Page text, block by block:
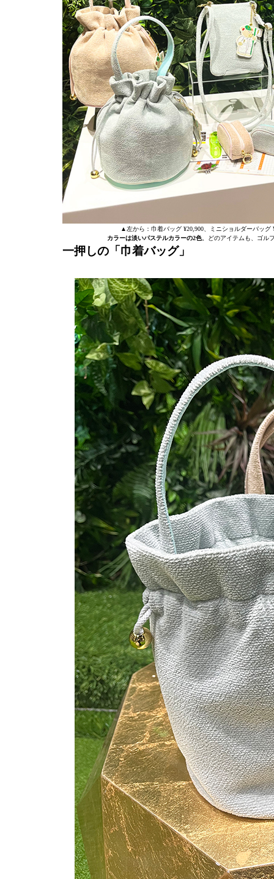
▲左から：巾着バッグ ¥20,900、ミニショルダーバッグ
カラーは淡いパステルカラーの2色。どのアイテムも、ゴル
一押しの「巾着バッグ」